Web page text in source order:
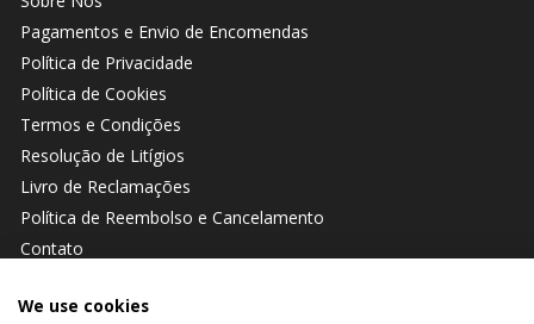
Pagamentos e Envio de Encomendas
Política de Privacidade
Política de Cookies
Termos e Condições
Resolução de Litígios
Livro de Reclamações
Política de Reembolso e Cancelamento
Contato
We use cookies